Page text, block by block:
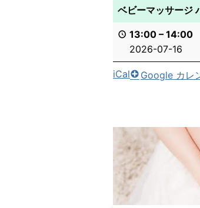
ベビーマッサージ
13:00 – 14:00
2026-07-16
iCal Google カレ